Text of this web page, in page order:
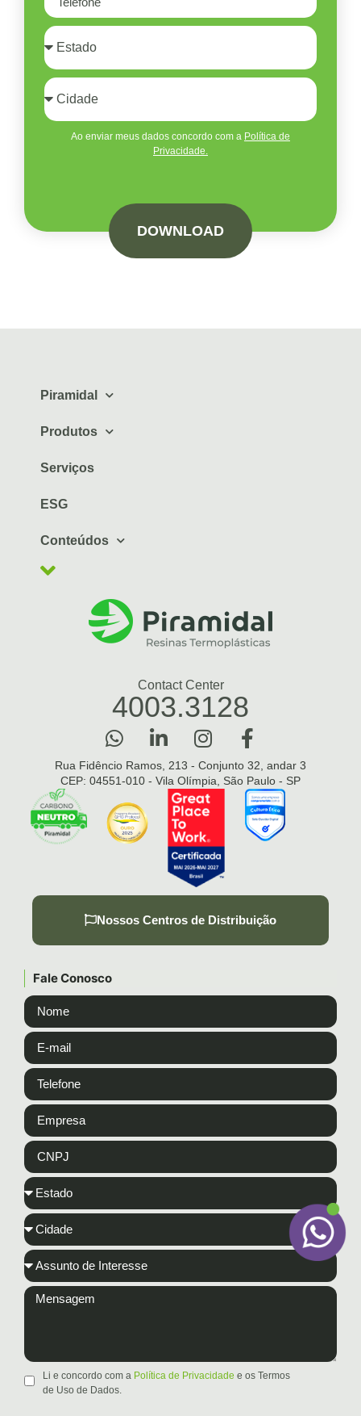
Ao enviar meus dados concordo com a Política de
Privacidade.
DOWNLOAD
Piramidal
Produtos
Serviços
ESG
Conteúdos
Contact Center
4003.3128
Rua Fidêncio Ramos, 213 - Conjunto 32, andar 3
CEP: 04551-010 - Vila Olímpia, São Paulo - SP
Nossos Centros de Distribuição
Fale Conosco
Li e concordo com a Política de Privacidade e os Termos
de Uso de Dados.